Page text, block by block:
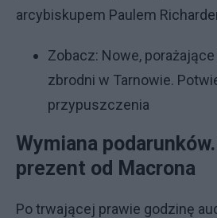
arcybiskupem Paulem
Zobacz: Nowe,
zbrodni w Tarnowie.
przypuszczenia
Wymiana
prezent od Macrona
Po trwającej prawie godzinę